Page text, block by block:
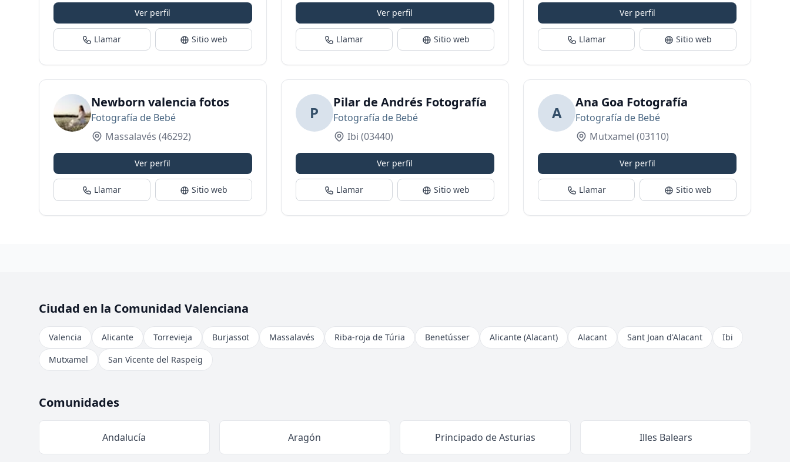
Ver perfil
Llamar Sitio web
Ver perfil
Llamar Sitio web
Ver perfil
Llamar Sitio web
Newborn valencia fotos
Fotografía de Bebé
Massalavés (46292)
Ver perfil
Llamar Sitio web
P
Pilar de Andrés Fotografía
Fotografía de Bebé
Ibi (03440)
Ver perfil
Llamar Sitio web
A
Ana Goa Fotografía
Fotografía de Bebé
Mutxamel (03110)
Ver perfil
Llamar Sitio web
Ciudad en la Comunidad Valenciana
Valencia Alicante Torrevieja Burjassot Massalavés Riba-roja de Túria Benetússer Alicante (Alacant) Alacant Sant Joan d'Alacant
Ibi
Mutxamel
San Vicente del Raspeig
Comunidades
Andalucía Aragón Principado de Asturias Illes Balears